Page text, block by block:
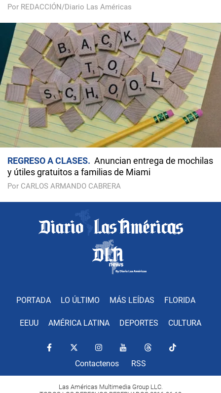
Por REDACCIÓN/Diario Las Américas
REGRESO A CLASES
Anuncian entrega de mochilas
y útiles gratuitos a familias de Miami
Por CARLOS ARMANDO CABRERA
PORTADA LO ÚLTIMO MÁS LEÍDAS FLORIDA
EEUU AMÉRICA LATINA DEPORTES CULTURA
Contactenos RSS
Las Américas Multimedia Group LLC.